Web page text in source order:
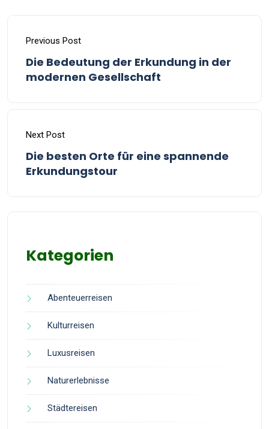
Previous Post
Die Bedeutung der Erkundung in der
modernen Gesellschaft
Next Post
Die besten Orte für eine spannende
Erkundungstour
Kategorien
Abenteuerreisen
Kulturreisen
Luxusreisen
Naturerlebnisse
Städtereisen